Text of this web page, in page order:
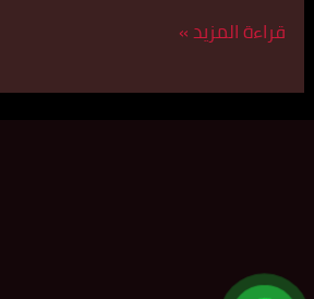
قراءة المزيد »